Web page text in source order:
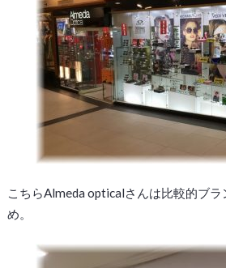
こちらAlmeda opticalさんは比較的ブ
め。